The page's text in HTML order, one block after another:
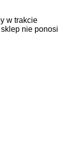
w trakcie
nie ponosi